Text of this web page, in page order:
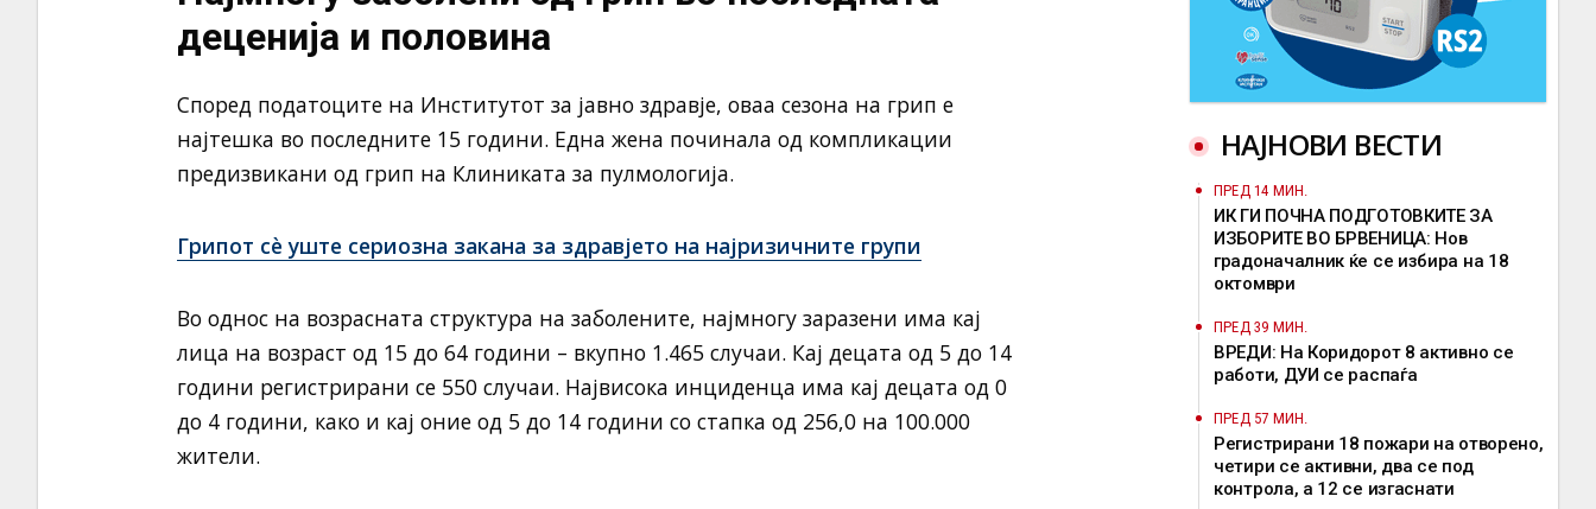
деценија и половина
Според податоците на Институтот за јавно здравје, оваа сезона на грип е
најтешка во последните 15 години. Една жена починала од компликации
предизвикани од грип на Клиниката за пулмологија.
Грипот сè уште сериозна закана за здравјето на најризичните групи
Во однос на возрасната структура на заболените, најмногу заразени има кај
лица на возраст од 15 до 64 години – вкупно 1.465 случаи. Кај децата од 5 до 14
години регистрирани се 550 случаи. Највисока инциденца има кај децата од 0
до 4 години, како и кај оние од 5 до 14 години со стапка од 256,0 на 100.000
жители.
НАЈНОВИ ВЕСТИ
ПРЕД 14 МИН.
ИК ГИ ПОЧНА ПОДГОТОВКИТЕ ЗА
ИЗБОРИТЕ ВО БРВЕНИЦА: Нов
градоначалник ќе се избира на 18
октомври
ПРЕД 39 МИН.
ВРЕДИ: На Коридорот 8 активно се
работи, ДУИ се распаѓа
ПРЕД 57 МИН.
Регистрирани 18 пожари на отворено,
четири се активни, два се под
контрола, а 12 се изгаснати